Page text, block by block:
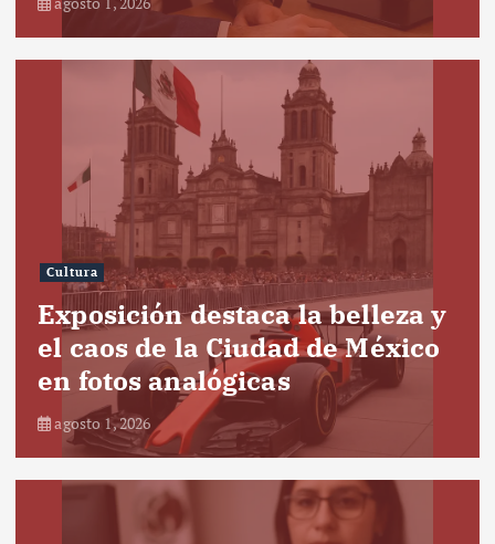
Cultura
Exposición destaca la belleza y
el caos de la Ciudad de México
en fotos analógicas
agosto 1, 2026